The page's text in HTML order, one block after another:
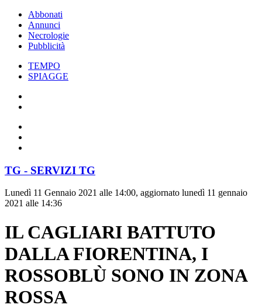
Abbonati
Annunci
Necrologie
Pubblicità
TEMPO
SPIAGGE
TG - SERVIZI TG
Lunedì 11 Gennaio 2021 alle 14:00, aggiornato lunedì 11 gennaio
2021 alle 14:36
IL CAGLIARI BATTUTO
DALLA FIORENTINA, I
ROSSOBLÙ SONO IN ZONA
ROSSA